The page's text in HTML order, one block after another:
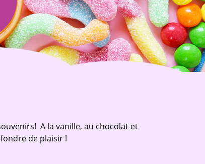
A la vanille, au chocolat et
de plaisir !